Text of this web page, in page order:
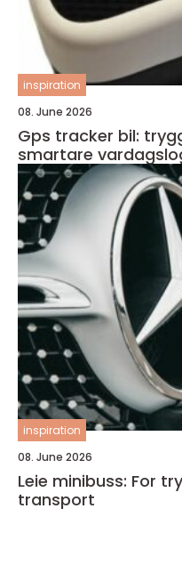
inspiration
08. June 2026
Gps tracker bil:
smartare
inspiration
08. June 2026
Leie minibuss: For
transport